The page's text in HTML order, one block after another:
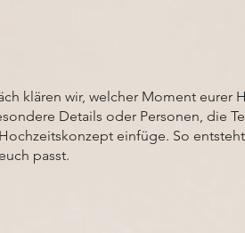
klären wir, welcher Moment eurer
Details oder Personen, die
einfüge. So
passt.